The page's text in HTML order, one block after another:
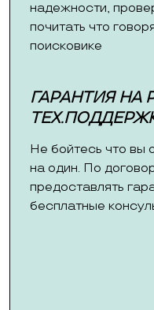
надежности,
почитать что
поисковике
ГАРАНТИЯ НА
Не бойтесь что вы
на один. По
предоставлять
бесплатные